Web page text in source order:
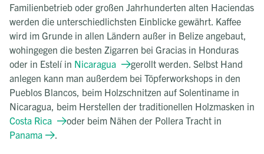
Familienbetrieb oder großen Jahrhunderten alten Haciendas
werden die unterschiedlichsten Einblicke gewährt. Kaffee
wird im Grunde in allen Ländern außer in Belize angebaut,
wohingegen die besten Zigarren bei Gracias in Honduras
oder in Estelí in Nicaragua
gerollt werden. Selbst Hand
anlegen kann man außerdem bei Töpferworkshops in den
Pueblos Blancos, beim Holzschnitzen auf Solentiname in
Nicaragua, beim Herstellen der traditionellen Holzmasken in
Costa Rica
oder beim Nähen der Pollera Tracht in
Panama
.